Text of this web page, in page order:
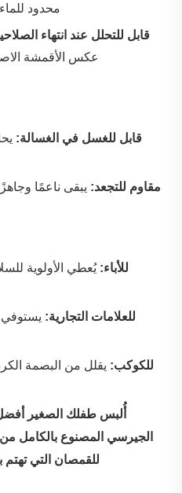
محدود
قابل للتحلل عند انتهاء
عكس الأقمشة
قابل للغسل في الغسالة:
مقاوم للتجعد: ‌يبقى ناعمًا
للأباء:‌يُعطي الأولوية
للعلامات التجارية:
للكوكب: يقلل من البصمة
أُلبس طفلك الصغير
الجيرسي المصنوع بالكامل من
للقمصان التي